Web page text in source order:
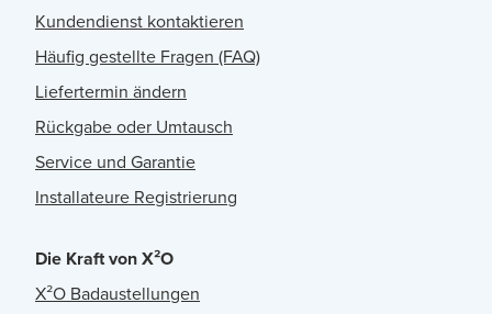
Kundendienst kontaktieren
Häufig gestellte Fragen (FAQ)
Liefertermin ändern
Rückgabe oder Umtausch
Service und Garantie
Installateure Registrierung
Die Kraft von X²O
X²O Badaustellungen